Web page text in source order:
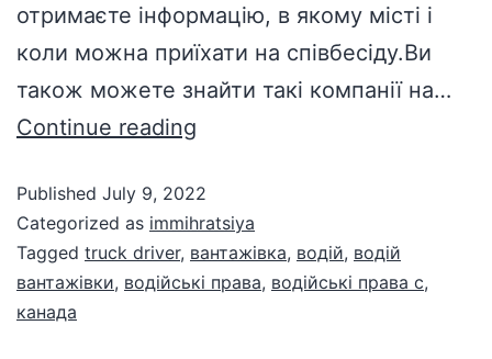
отримаєте інформацію, в якому місті і
коли можна приїхати на співбесіду.Ви
також можете знайти такі компанії на…
Continue reading
Published July 9, 2022
Categorized as immihratsiya
Tagged truck driver, вантажівка, водій, водій
вантажівки, водійські права, водійські права c,
канада